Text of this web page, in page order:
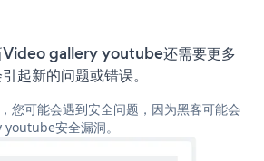
Video gallery youtube还需要更多
起新的问题或错误。
您可能会遇到安全问题，因为黑客可能会
安全漏洞。